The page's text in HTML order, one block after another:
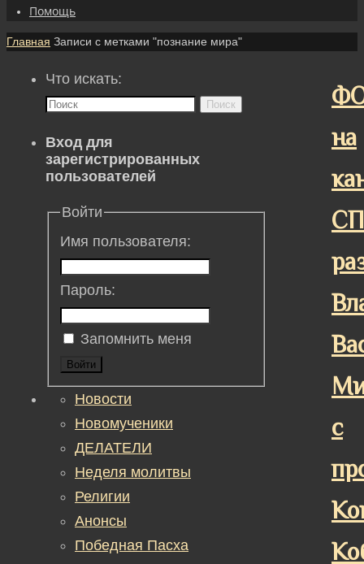
Помощь
Главная Записи с метками "познание мира"
на
с
Что искать:
Поиск
Вход для
зарегистрированных
пользователей
Войти
Имя пользователя:
Пароль:
Запомнить меня
Войти
Новости
Новомученики
ДЕЛАТЕЛИ
Неделя молитвы
Религии
Анонсы
Победная Пасха